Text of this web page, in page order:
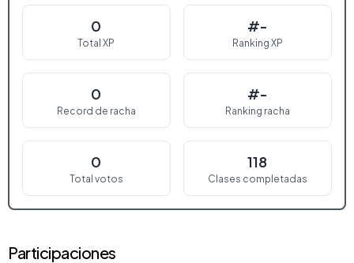
0
Total XP
#-
Ranking XP
0
Record de racha
#-
Ranking racha
0
Total votos
118
Clases completadas
Participaciones